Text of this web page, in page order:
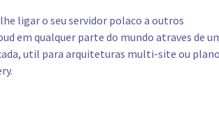
ligar o seu servidor polaco a outros
em qualquer parte do mundo atraves de
util para arquiteturas multi-site ou